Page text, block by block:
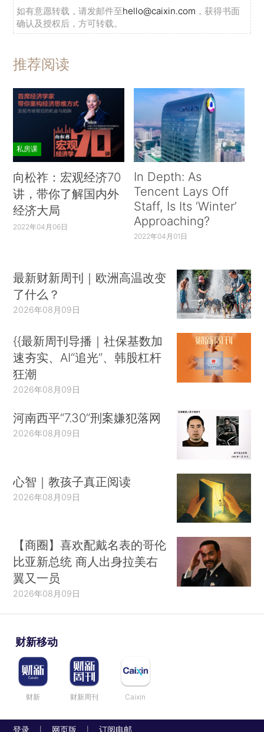
如有意愿转载，请发邮件至hello@caixin.com ，获得书面
确认及授权后，方可转载。
推荐阅读
私房课
向松祚：宏观经济70
讲，带你了解国内外
经济大局
2022年04月06日
In Depth: As
Tencent Lays Off
Staff, Is Its ‘Winter’
Approaching?
2022年04月01日
最新财新周刊｜欧洲高温改变
了什么？
2026年08月09日
{{最新周刊导播｜社保基数加
速夯实、AI“追光”、韩股杠杆
狂潮
2026年08月09日
河南西平“7.30”刑案嫌犯落网
2026年08月09日
心智｜教孩子真正阅读
2026年08月09日
【商圈】喜欢配戴名表的哥伦
比亚新总统 商人出身拉美右
翼又一员
2026年08月09日
财新移动
财新 财新周刊 Caixin
登录 网页版 订阅电邮